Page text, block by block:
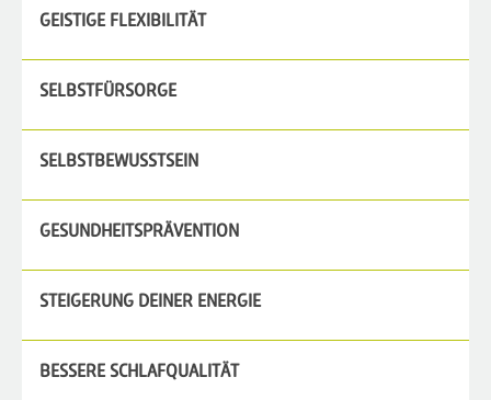
GEISTIGE FLEXIBILITÄT
SELBSTFÜRSORGE
SELBSTBEWUSSTSEIN
GESUNDHEITSPRÄVENTION
STEIGERUNG DEINER ENERGIE
BESSERE SCHLAFQUALITÄT